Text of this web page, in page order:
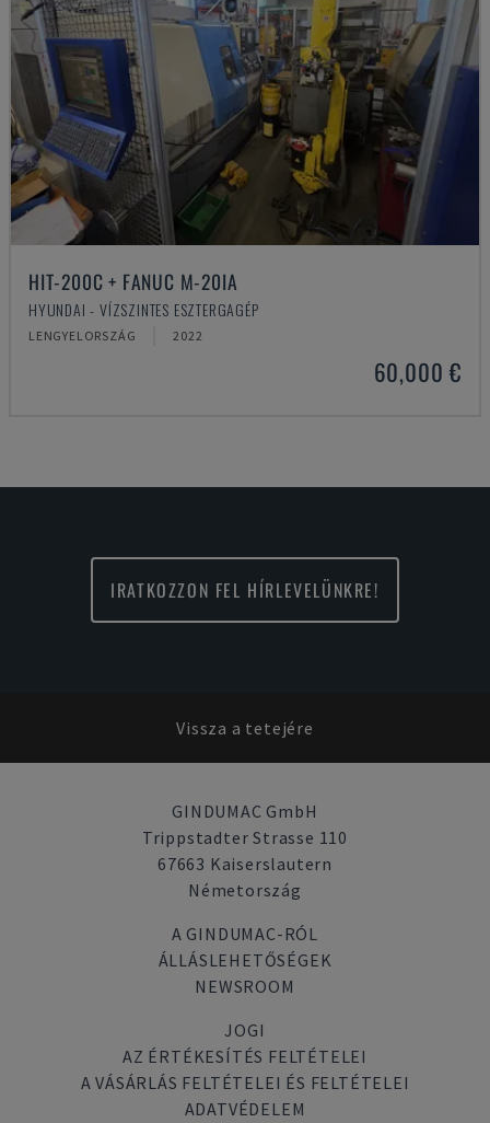
HIT-200C + FANUC M-20IA
HYUNDAI - VÍZSZINTES ESZTERGAGÉP
LENGYELORSZÁG 2022
60,000 €
IRATKOZZON FEL HÍRLEVELÜNKRE!
Vissza a tetejére
GINDUMAC GmbH
Trippstadter Strasse 110
67663 Kaiserslautern
Németország
A GINDUMAC-RÓL
ÁLLÁSLEHETŐSÉGEK
NEWSROOM
JOGI
AZ ÉRTÉKESÍTÉS FELTÉTELEI
A VÁSÁRLÁS FELTÉTELEI ÉS FELTÉTELEI
ADATVÉDELEM